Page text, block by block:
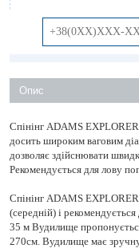
Опис
Спінінг ADAMS
досить широким ваговим
дозволяє здійснювати
Рекомендується для лову
Спінінг ADAMS
(середній) і
35 м Вудилище
270см. Вудилище має